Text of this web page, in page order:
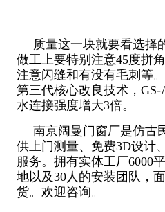
质量这一块就要看选择
做工上要特别注意45度拼
注意闪缝和有没有毛刺等
第三代核心改良技术，
水连接强度增大3倍。
南京阔曼门窗厂是仿古
供上门测量、免费3D设计
服务。拥有实体工厂6000
地以及30人的安装团队，
货。欢迎咨询。